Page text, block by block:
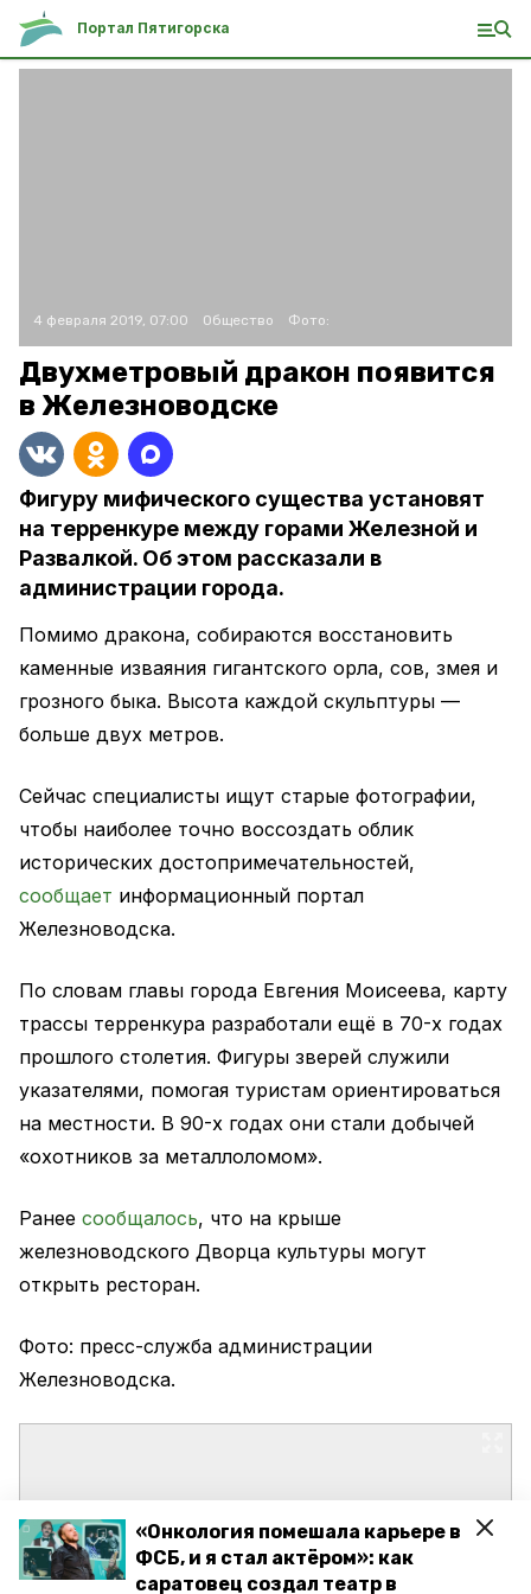
«Онкология помешала карьере в
ФСБ, и я стал актёром»: как
саратовец создал театр в
Портал Пятигорска
4 февраля 2019, 07:00 Общество Фото:
Двухметровый дракон появится
в Железноводске
Фигуру мифического существа установят
на терренкуре между горами Железной и
Развалкой. Об этом рассказали в
администрации города.
Помимо дракона, собираются восстановить
каменные изваяния гигантского орла, сов, змея и
грозного быка. Высота каждой скульптуры —
больше двух метров.
Сейчас специалисты ищут старые фотографии,
чтобы наиболее точно воссоздать облик
исторических достопримечательностей,
сообщает информационный портал
Железноводска.
По словам главы города Евгения Моисеева, карту
трассы терренкура разработали ещё в 70-х годах
прошлого столетия. Фигуры зверей служили
указателями, помогая туристам ориентироваться
на местности. В 90-х годах они стали добычей
«охотников за металлоломом».
Ранее сообщалось, что на крыше
железноводского Дворца культуры могут
открыть ресторан.
Фото: пресс-служба администрации
Железноводска.